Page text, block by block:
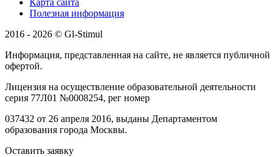
Карта сайта
Полезная информация
2016 - 2026 © Gl-Stimul
Информация, представленная на сайте, не является публичной
офертой.
Лицензия на осуществление образовательной деятельности
серия 77Л01 №0008254, рег номер
037432 от 26 апреля 2016, выданы Департаментом
образования города Москвы.
Оставить заявку